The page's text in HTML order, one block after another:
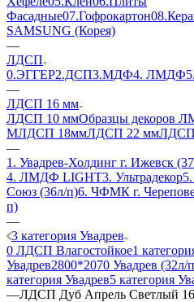
Фасадные07.Гофрокартон
SAMSUNG (Корея)
—
ЛДСП
0.ЭГГЕР2.ДСП3.МДФ4. ЛМДФ
—
ЛДСП 16 мм
ЛДСП 10 ммОбразцы декоров
МЛДСП 18ммЛДСП 22 ммЛДСП
—
1. Увадрев-Холдинг г. Ижевск
4. ЛМДФ LIGHT3. Ультрадекор
Союз (36л/п)6. ЧФМК г.
п)
—
3 категория Увадрев
0 ЛДСП Влагостойкое1
Увадрев2800*2070 Увадрев (32л/
категория Увадрев5 категория
—ЛДСП Дуб Апрель Светлый